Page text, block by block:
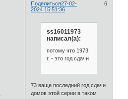
Поделиться 6
27-02-
2024 15:51:36
ss16011973
написал(а):
потому что 1973
г. - это год сдачи
73 ваще последний год сдачи
домов этой серии в таком